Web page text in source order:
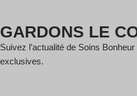
GARDONS LE
Suivez l’actualité de Soins
exclusives.